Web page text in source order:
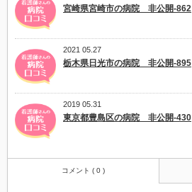
宮崎県宮崎市の病院 非公開-862
2021 05.27
栃木県日光市の病院 非公開-895
2019 05.31
東京都豊島区の病院 非公開-430
コメント ( 0 )